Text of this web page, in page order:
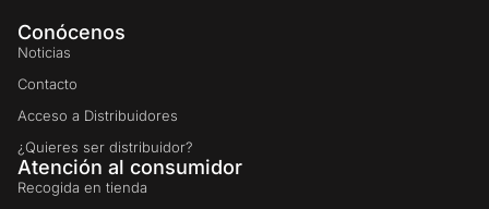
Conócenos
Noticias
Contacto
Acceso a Distribuidores
¿Quieres ser distribuidor?
Atención al consumidor
Recogida en tienda